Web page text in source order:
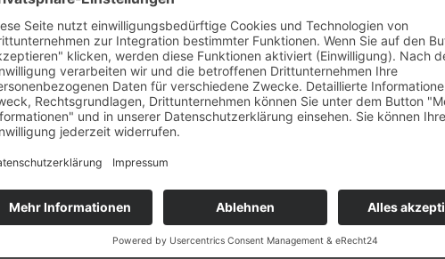
2026 und es geht weiter …
Briefkästen und Telefon